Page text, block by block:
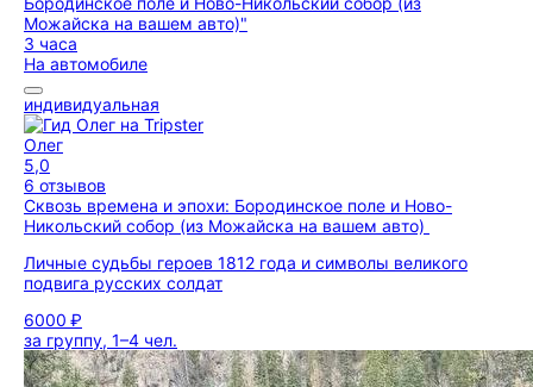
3 часа
На автомобиле
индивидуальная
Олег
5,0
6 отзывов
Сквозь времена и эпохи: Бородинское поле и Ново-
Никольский собор (из Можайска на вашем авто)
Личные судьбы героев 1812 года и символы великого
подвига русских солдат
6000 ₽
за группу, 1–4 чел.